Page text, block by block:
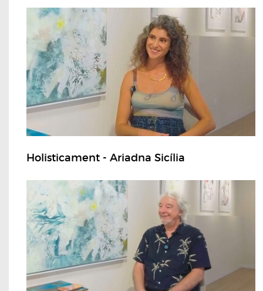
Holisticament - Ariadna Sicília